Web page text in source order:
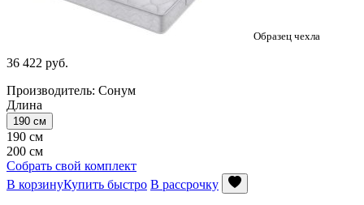
Образец чехла
36 422 руб.
Производитель: Сонум
Длина
190 см
190 см
200 см
Собрать свой комплект
В корзинуКупить быстро В рассрочку